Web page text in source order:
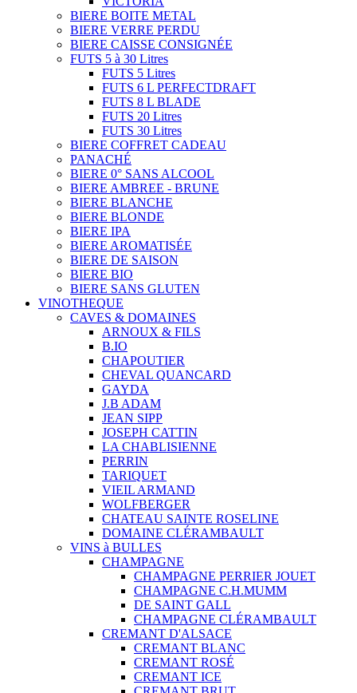
BIERE BOITE METAL
BIERE VERRE PERDU
BIERE CAISSE CONSIGNÉE
FUTS 5 à 30 Litres
FUTS 5 Litres
FUTS 6 L PERFECTDRAFT
FUTS 8 L BLADE
FUTS 20 Litres
FUTS 30 Litres
BIERE COFFRET CADEAU
PANACHÉ
BIERE 0° SANS ALCOOL
BIERE AMBREE - BRUNE
BIERE BLANCHE
BIERE BLONDE
BIERE IPA
BIERE AROMATISÉE
BIERE DE SAISON
BIERE BIO
BIERE SANS GLUTEN
VINOTHEQUE
CAVES & DOMAINES
ARNOUX & FILS
B.IO
CHAPOUTIER
CHEVAL QUANCARD
GAYDA
J.B ADAM
JEAN SIPP
JOSEPH CATTIN
LA CHABLISIENNE
PERRIN
TARIQUET
VIEIL ARMAND
WOLFBERGER
CHATEAU SAINTE ROSELINE
DOMAINE CLÉRAMBAULT
VINS à BULLES
CHAMPAGNE
CHAMPAGNE PERRIER JOUET
CHAMPAGNE C.H.MUMM
DE SAINT GALL
CHAMPAGNE CLÉRAMBAULT
CREMANT D'ALSACE
CREMANT BLANC
CREMANT ROSÉ
CREMANT ICE